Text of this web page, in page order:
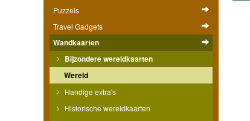
Puzzels
Travel Gadgets
Wandkaarten
Bijzondere wereldkaarten
Wereld
Handige extra's
Historische wereldkaarten